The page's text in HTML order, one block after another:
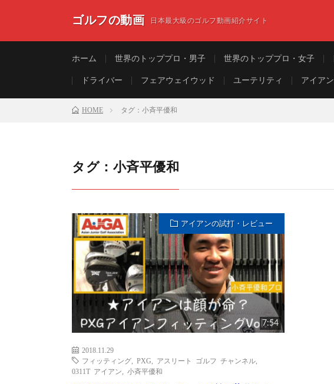
ゴルフの動画 日本最大級のゴルフ動画紹介サイト
ホーム 世界のトッププロ・男子 世界のトッププロ・女子
ドライバー フェアウェイウッド ユーテリティ アイアン
HOME タグ：小斉平優和
タグ：小斉平優和
アイアンの試打・レビュー
7:54
2018.11.29
フィッティング
PXG アスリート ゴルフ チャンネル
0311T アイアン
小斉平優和